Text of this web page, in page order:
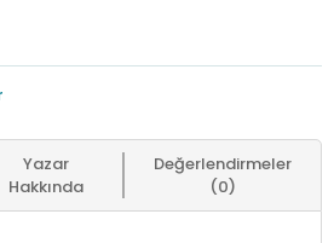
Yazar
Hakkında
Değerlendirmeler
(0)